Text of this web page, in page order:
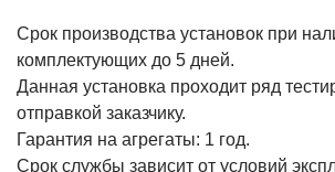
Срок производства установок при
комплектующих до 5 дней.
Данная установка проходит ряд
отправкой заказчику.
Гарантия на агрегаты: 1 год.
Срок службы зависит от условий